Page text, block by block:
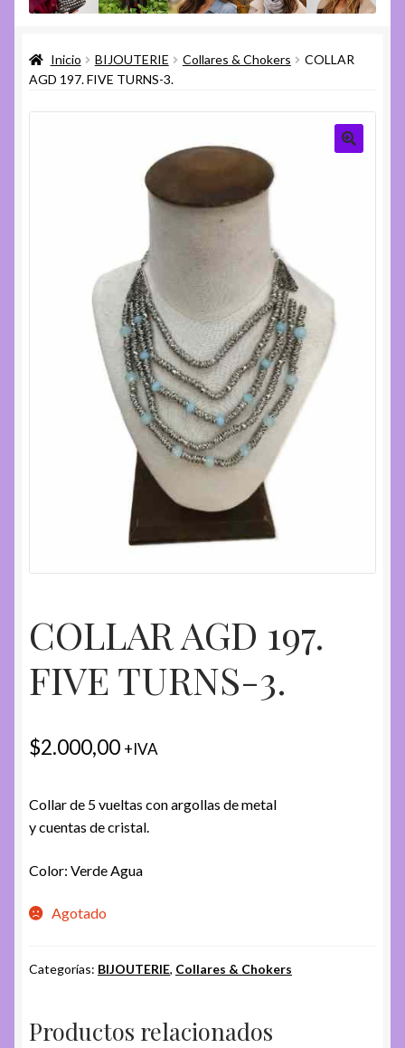
menú
menú
Ayuda
menú
hijo
Inicio BIJOUTERIE Collares & Chokers
COLLAR
AGD 197. FIVE TURNS-3.
COLLAR AGD 197.
FIVE TURNS-3.
$2.000,00 +IVA
Collar de 5 vueltas con argollas de metal
y cuentas de cristal.
Color: Verde Agua
Agotado
Categorías: BIJOUTERIE, Collares & Chokers
Productos relacionados